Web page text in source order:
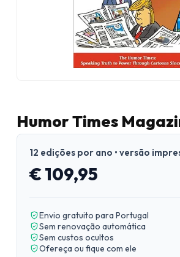
Humor Times
12 edições por ano • versão
€ 109,95
Envio gratuito para Portugal
Sem renovação automática
Sem custos ocultos
Ofereça ou fique com ele